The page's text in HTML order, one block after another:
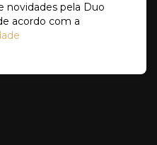
novidades pela Duo
acordo com a